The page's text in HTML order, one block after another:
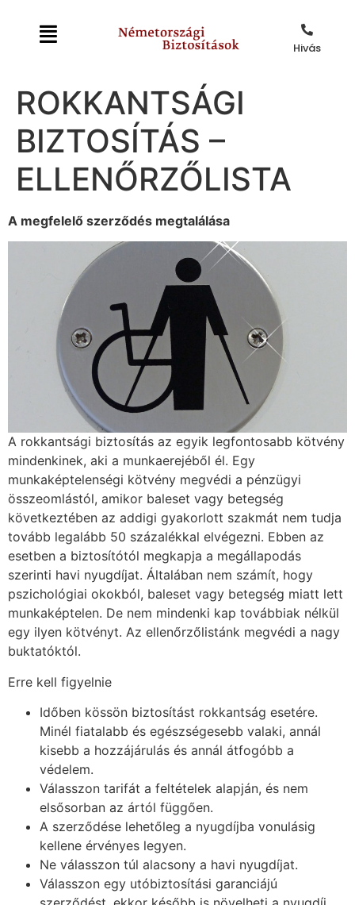
Hivás
ROKKANTSÁGI
BIZTOSÍTÁS –
ELLENŐRZŐLISTA
A megfelelő szerződés megtalálása
A rokkantsági biztosítás az egyik legfontosabb kötvény
mindenkinek, aki a munkaerejéből él. Egy
munkaképtelenségi kötvény megvédi a pénzügyi
összeomlástól, amikor baleset vagy betegség
következtében az addigi gyakorlott szakmát nem tudja
tovább legalább 50 százalékkal elvégezni. Ebben az
esetben a biztosítótól megkapja a megállapodás
szerinti havi nyugdíjat. Általában nem számít, hogy
pszichológiai okokból, baleset vagy betegség miatt lett
munkaképtelen. De nem mindenki kap továbbiak nélkül
egy ilyen kötvényt. Az ellenőrzőlistánk megvédi a nagy
buktatóktól.
Erre kell figyelnie
Időben kössön biztosítást rokkantság esetére.
Minél fiatalabb és egészségesebb valaki, annál
kisebb a hozzájárulás és annál átfogóbb a
védelem.
Válasszon tarifát a feltételek alapján, és nem
elsősorban az ártól függően.
A szerződése lehetőleg a nyugdíjba vonulásig
kellene érvényes legyen.
Ne válasszon túl alacsony a havi nyugdíjat.
Válasszon egy utóbiztosítási garanciájú